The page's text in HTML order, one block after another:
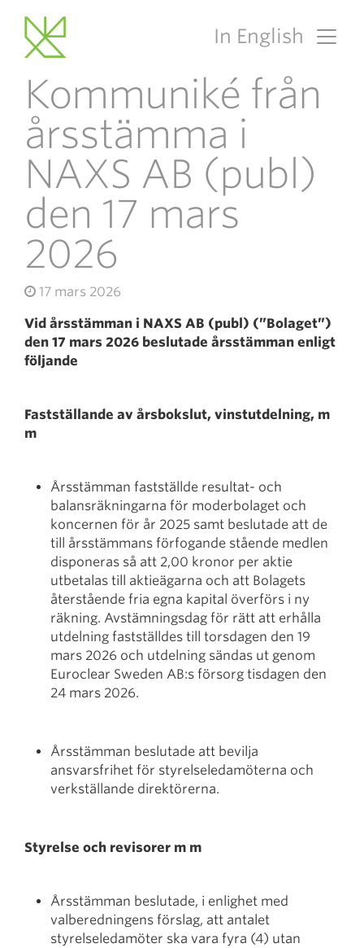
Main Navigation
In English
Kommuniké från
årsstämma i
NAXS AB (publ)
den 17 mars
2026
17 mars 2026
Vid årsstämman i NAXS AB (publ) (”Bolaget”)
den 17 mars 2026 beslutade årsstämman enligt
följande
Fastställande av årsbokslut, vinstutdelning, m
m
Årsstämman fastställde resultat- och
balansräkningarna för moderbolaget och
koncernen för år 2025 samt beslutade att de
till årsstämmans förfogande stående medlen
disponeras så att 2,00 kronor per aktie
utbetalas till aktieägarna och att Bolagets
återstående fria egna kapital överförs i ny
räkning. Avstämningsdag för rätt att erhålla
utdelning fastställdes till torsdagen den 19
mars 2026 och utdelning sändas ut genom
Euroclear Sweden AB:s försorg tisdagen den
24 mars 2026.
Årsstämman beslutade att bevilja
ansvarsfrihet för styrelseledamöterna och
verkställande direktörerna.
Styrelse och revisorer m m
Årsstämman beslutade, i enlighet med
valberedningens förslag, att antalet
styrelseledamöter ska vara fyra (4) utan